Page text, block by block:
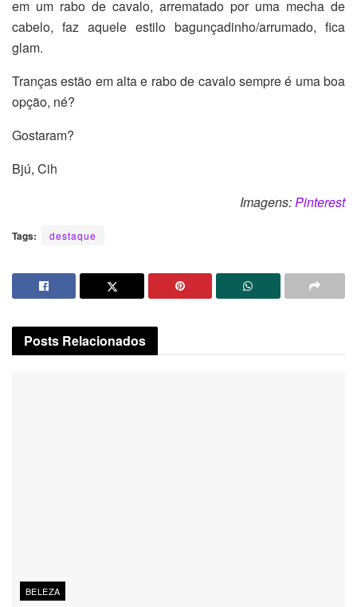
em um rabo de cavalo, arrematado por uma mecha de
cabelo, faz aquele estilo bagunçadinho/arrumado, fica
glam.
Tranças estão em alta e rabo de cavalo sempre é uma boa
opção, né?
Gostaram?
Bjú, Cih
Imagens:Pinterest
Tags: destaque
Posts Relacionados
BELEZA